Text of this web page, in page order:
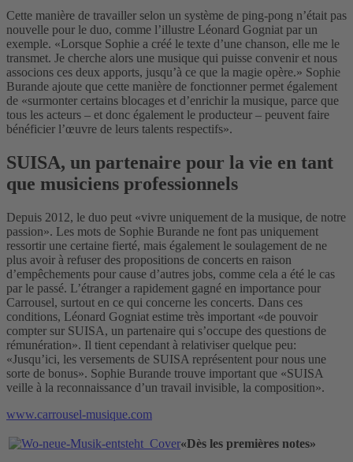
Cette manière de travailler selon un système de ping-pong n’était pas
nouvelle pour le duo, comme l’illustre Léonard Gogniat par un
exemple. «Lorsque Sophie a créé le texte d’une chanson, elle me le
transmet. Je cherche alors une musique qui puisse convenir et nous
associons ces deux apports, jusqu’à ce que la magie opère.» Sophie
Burande ajoute que cette manière de fonctionner permet également
de «surmonter certains blocages et d’enrichir la musique, parce que
tous les acteurs ‒ et donc également le producteur ‒ peuvent faire
bénéficier l’œuvre de leurs talents respectifs».
SUISA, un partenaire pour la vie en tant
que musiciens professionnels
Depuis 2012, le duo peut «vivre uniquement de la musique, de notre
passion». Les mots de Sophie Burande ne font pas uniquement
ressortir une certaine fierté, mais également le soulagement de ne
plus avoir à refuser des propositions de concerts en raison
d’empêchements pour cause d’autres jobs, comme cela a été le cas
par le passé. L’étranger a rapidement gagné en importance pour
Carrousel, surtout en ce qui concerne les concerts. Dans ces
conditions, Léonard Gogniat estime très important «de pouvoir
compter sur SUISA, un partenaire qui s’occupe des questions de
rémunération». Il tient cependant à relativiser quelque peu:
«Jusqu’ici, les versements de SUISA représentent pour nous une
sorte de bonus». Sophie Burande trouve important que «SUISA
veille à la reconnaissance d’un travail invisible, la composition».
www.carrousel-musique.com
«Dès les premières notes»